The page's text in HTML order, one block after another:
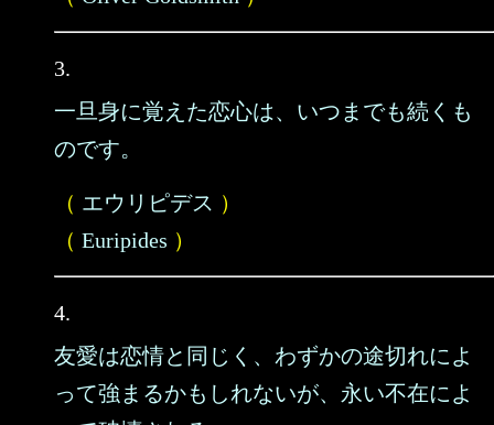
3.
一旦身に覚えた恋心は、いつまでも続くも
のです。
（ エウリピデス ）
（ Euripides ）
4.
友愛は恋情と同じく、わずかの途切れによ
って強まるかもしれないが、永い不在によ